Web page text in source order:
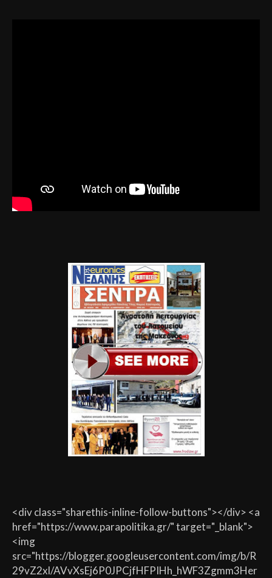
<div class="sharethis-inline-follow-buttons"></div> <a
href="https://www.parapolitika.gr/" target="_blank">
<img
src="https://blogger.googleusercontent.com/img/b/R
29vZ2xl/AVvXsEj6P0JPCjfHFPIHh_hWF3Zgmm3Her